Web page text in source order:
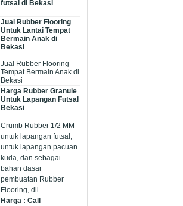
futsal di Bekasi
Jual Rubber Flooring
Untuk Lantai Tempat
Bermain Anak di
Bekasi
Jual Rubber Flooring
Tempat Bermain Anak di
Bekasi
Harga Rubber Granule
Untuk Lapangan Futsal
Bekasi
Crumb Rubber 1/2 MM
untuk lapangan futsal,
untuk lapangan pacuan
kuda, dan sebagai
bahan dasar
pembuatan Rubber
Flooring, dll.
Harga : Call